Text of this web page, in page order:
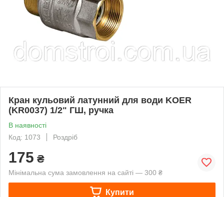
Кран кульовий латунний для води KOER
(KR0037) 1/2" ГШ, ручка
В наявності
Код: 1073
Роздріб
175 ₴
Мінімальна сума замовлення на сайті — 300 ₴
Купити